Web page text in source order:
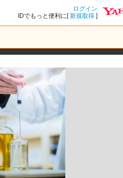
ログイン
IDでもっと便利に[新規取得 ]